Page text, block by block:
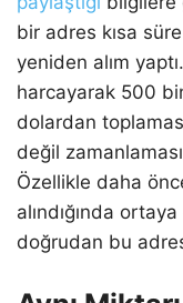
bir adres kısa
yeniden alım
harcayarak 500
dolardan
değil
Özellikle daha
alındığında
doğrudan bu